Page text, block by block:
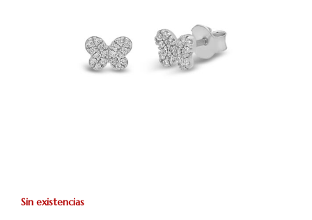
Sin existencias